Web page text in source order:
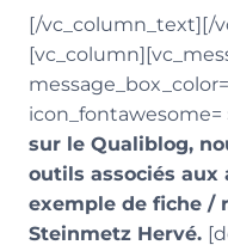
[/vc_column_text][/
icon_fontawesome=
sur le Qualiblog,
outils associés aux
exemple de fiche /
Steinmetz Hervé.